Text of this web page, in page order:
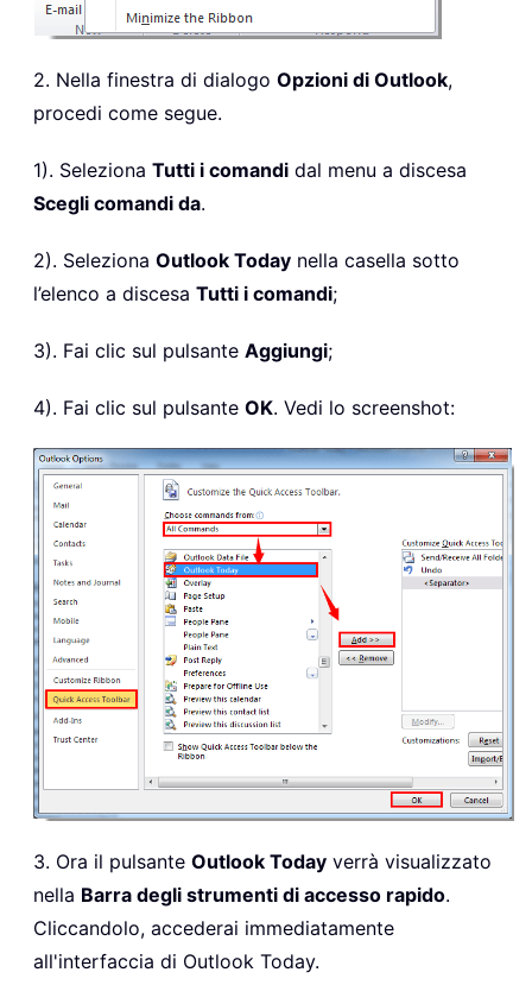
2. Nella finestra di dialogo Opzioni di Outlook,
procedi come segue.
1). Seleziona Tutti i comandi dal menu a discesa
Scegli comandi da.
2). Seleziona Outlook Today nella casella sotto
l’elenco a discesa Tutti i comandi;
3). Fai clic sul pulsante Aggiungi;
4). Fai clic sul pulsante OK. Vedi lo screenshot:
3. Ora il pulsante Outlook Today verrà visualizzato
nella Barra degli strumenti di accesso rapido.
Cliccandolo, accederai immediatamente
all'interfaccia di Outlook Today.